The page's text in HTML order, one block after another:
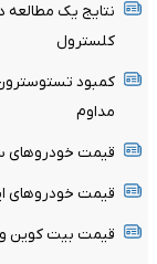
نتایج یک مطالعه
کلسترول
کمبود
مداوم
قیمت خودرو‌های سایپا
قیمت خودرو‌های ایران
قیمت بیت کوین و ارز‌های